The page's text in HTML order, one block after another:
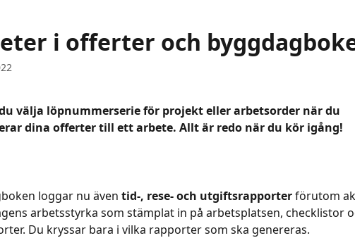
i offerter och
välja löpnummerserie för projekt eller arbetsorder när du
dina offerter till ett arbete. Allt är redo när du kör igång!
loggar nu även tid-, rese- och utgiftsrapporter förutom
arbetsstyrka som stämplat in på arbetsplatsen, checklistor
Du kryssar bara i vilka rapporter som ska genereras.